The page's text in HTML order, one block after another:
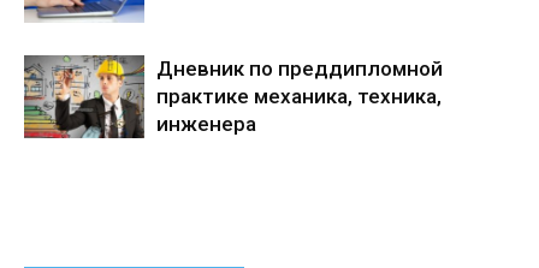
Дневник по преддипломной
практике механика, техника,
инженера